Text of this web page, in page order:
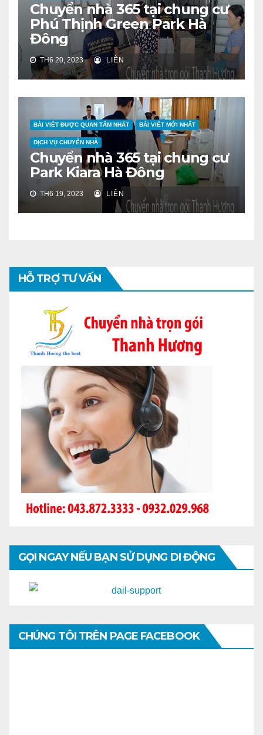
Chuyển nhà 365 tại chung cư
Phú Thịnh Green Park Hà
Đông
TH6 20, 2023 LIÊN
BÀI VIẾT ĐƯỢC QUAN TÂM NHẤT BÀI VIẾT MỚI NHẤT
DỊCH VỤ CHUYỂN NHÀ
Chuyển nhà 365 tại chung cư
Park Kiara Hà Đông
TH6 19, 2023 LIÊN
HỖ TRỢ TƯ VẤN
GỌI NGAY NẾU BẠN SỬ DỤNG DI ĐỘNG
CHÚNG TÔI TRÊN PAGE FACEBOOK